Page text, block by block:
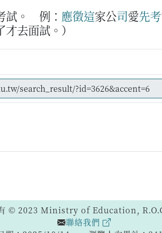
。 例： 應徵這家公司愛先考
去面試。）
有 © 2023 Ministry of Education,
聯絡我們